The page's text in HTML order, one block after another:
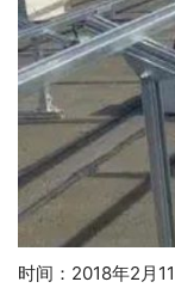
时间：2018年2月